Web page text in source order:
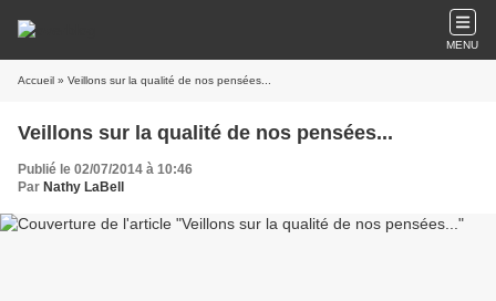
MENU
Accueil » Veillons sur la qualité de nos pensées...
Veillons sur la qualité de nos pensées...
Publié le 02/07/2014 à 10:46
Par Nathy LaBell